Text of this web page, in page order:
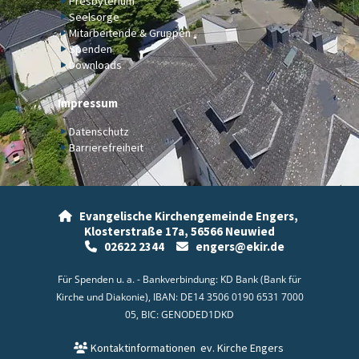
Seelsorge
Mitarbeitende & Gruppen
Spenden
Downloads
Impressum
Datenschutz
Barrierefreiheit

Evangelische Kirchengemeinde Engers,
Klosterstraße 17a, 56566 Neuwied
02622 2344 engers@ekir.de
Für Spenden u. a. - Bankverbindung: KD Bank (Bank für
Kirche und Diakonie), IBAN: DE14 3506 0190 6531 7000
05, BIC: GENODED1DKD
Kontaktinformationen ev. Kirche Engers